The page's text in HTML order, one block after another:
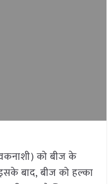
को बीज के
बाद, बीज को हल्का